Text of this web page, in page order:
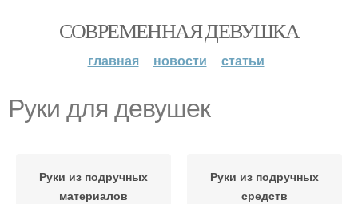
СОВРЕМЕННАЯ ДЕВУШКА
главная новости статьи
Руки для девушек
Руки из подручных
материалов
Руки из подручных
средств